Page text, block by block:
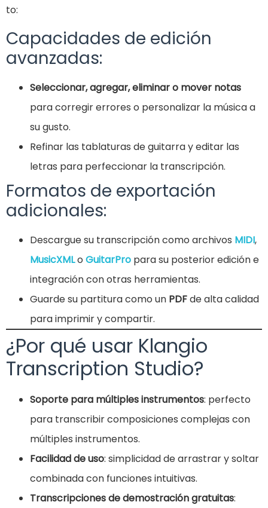
to:
Capacidades de edición
avanzadas:
Seleccionar, agregar, eliminar o mover notas
para corregir errores o personalizar la música a
su gusto.
Refinar las tablaturas de guitarra y editar las
letras para perfeccionar la transcripción.
Formatos de exportación
adicionales:
Descargue su transcripción como archivos MIDI,
MusicXMLo GuitarPro para su posterior edición e
integración con otras herramientas.
Guarde su partitura como un PDFde alta calidad
para imprimir y compartir.
¿Por qué usar Klangio
Transcription Studio?
Soporte para múltiples instrumentos: perfecto
para transcribir composiciones complejas con
múltiples instrumentos.
Facilidad de uso: simplicidad de arrastrar y soltar
combinada con funciones intuitivas.
Transcripciones de demostración gratuitas: